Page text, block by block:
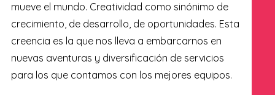
mueve el mundo. Creatividad como sinónimo de
crecimiento, de desarrollo, de oportunidades. Esta
creencia es la que nos lleva a embarcarnos en
nuevas aventuras y diversificación de servicios
para los que contamos con los mejores equipos.